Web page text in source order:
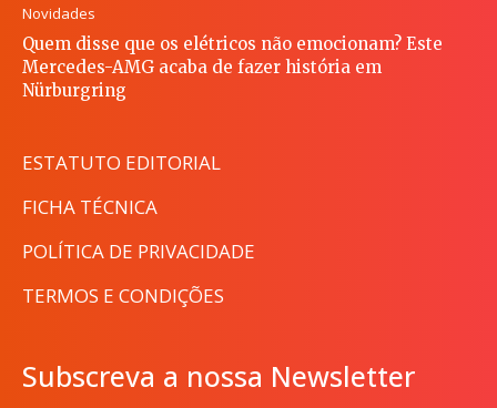
Novidades
Quem disse que os elétricos não emocionam? Este
Mercedes-AMG acaba de fazer história em
Nürburgring
ESTATUTO EDITORIAL
FICHA TÉCNICA
POLÍTICA DE PRIVACIDADE
TERMOS E CONDIÇÕES
Subscreva a nossa Newsletter